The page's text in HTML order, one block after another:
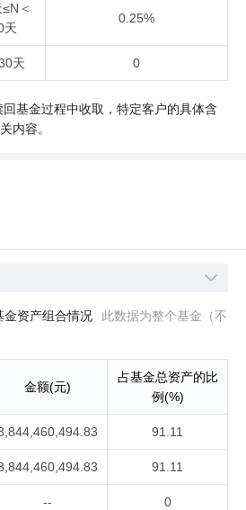
＜
天
0.25%
天 0
基金过程中收取，特定客户的具体含
内容。
金资产组合情况
此数据为整个基金（不
金额(元)
占基金总资产的比
例(%)
91.11
91.11
-- 0